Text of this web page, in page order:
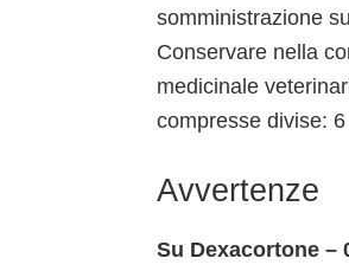
somministrazione
Conservare nella
medicinale
compresse divise:
Avvertenze
Su Dexacortone –